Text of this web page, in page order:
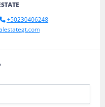
+50230406248